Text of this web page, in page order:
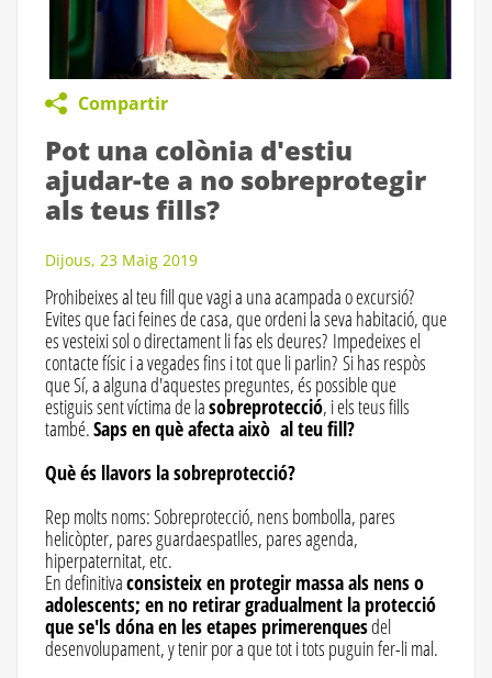
Compartir
Pot una colònia d'estiu
ajudar-te a no sobreprotegir
als teus fills?
Dijous, 23 Maig 2019
Prohibeixes al teu fill que vagi a una acampada o excursió?
Evites que faci feines de casa, que ordeni la seva habitació, que
es vesteixi sol o directament li fas els deures? Impedeixes el
contacte físic i a vegades fins i tot que li parlin? Si has respòs
que Sí, a alguna d'aquestes preguntes, és possible que
estiguis sent víctima de lasobreprotecció, i els teus fills
també.Saps en què afecta això al teu fill?
Què és llavors la sobreprotecció?
Rep molts noms: Sobreprotecció, nens bombolla, pares
helicòpter, pares guardaespatlles, pares agenda,
hiperpaternitat, etc.
En definitivaconsisteix en protegir massa als nens o
adolescents; en no retirar gradualment la protecció
que se'ls dóna en les etapes primerenquesdel
desenvolupament, y tenir por a que tot i tots puguin fer-li mal.